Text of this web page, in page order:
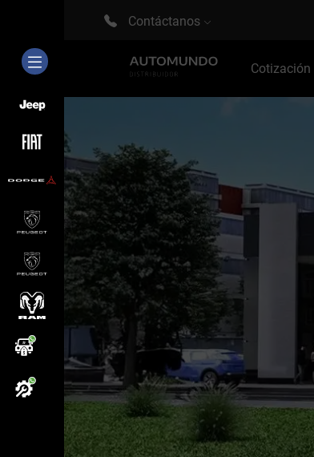
Contáctanos
Cotización